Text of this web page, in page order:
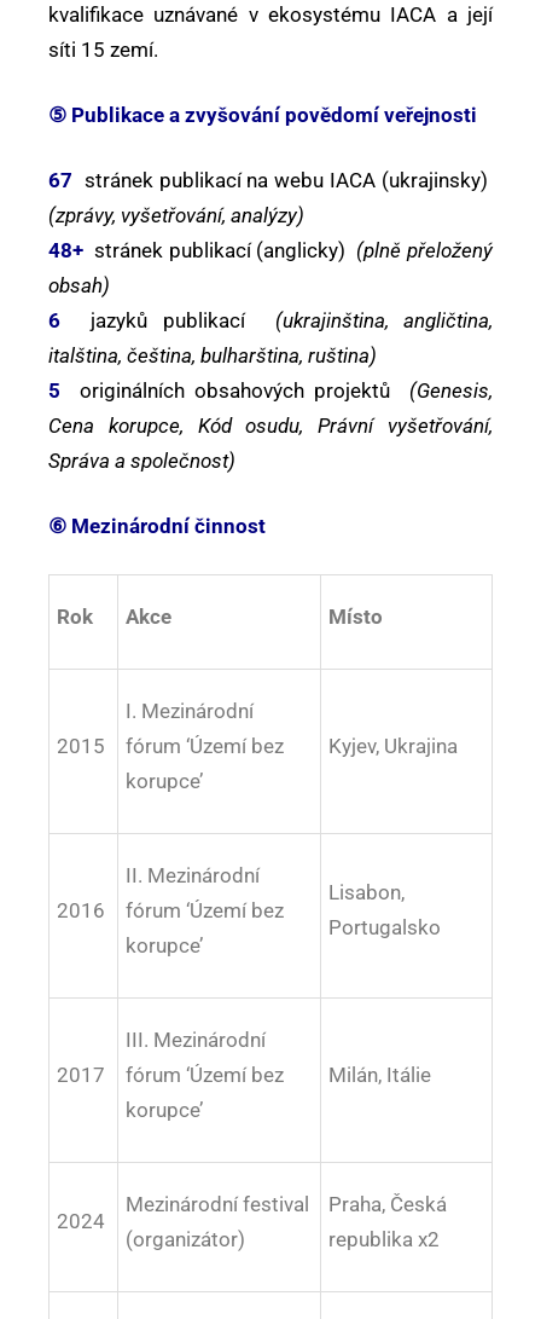
kvalifikace uznávané v ekosystému IACA a její
síti 15 zemí.
⑤ Publikace a zvyšování povědomí veřejnosti
67 stránek publikací na webu IACA (ukrajinsky)
(zprávy, vyšetřování, analýzy)
48+ stránek publikací (anglicky) (plně přeložený
obsah)
6
jazyků publikací(ukrajinština, angličtina,
italština, čeština, bulharština, ruština)
5
originálních obsahových projektů (Genesis,
Cena korupce, Kód osudu, Právní vyšetřování,
Správa a společnost)
⑥ Mezinárodní činnost
Rok Akce Místo
2015
I. Mezinárodní
fórum ‘Území bez
korupce’
Kyjev, Ukrajina
2016
II. Mezinárodní
fórum ‘Území bez
korupce’
Lisabon,
Portugalsko
2017
III. Mezinárodní
fórum ‘Území bez
korupce’
Milán, Itálie
2024
Mezinárodní festival
(organizátor)
Praha, Česká
republika x2